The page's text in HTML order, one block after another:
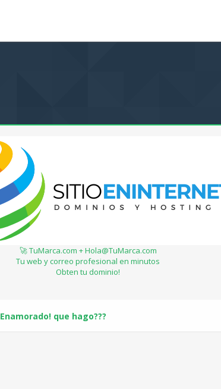
🚀 TuMarca.com + Hola@TuMarca.com
Tu web y correo profesional en minutos
Obten tu dominio!
Enamorado! que hago???